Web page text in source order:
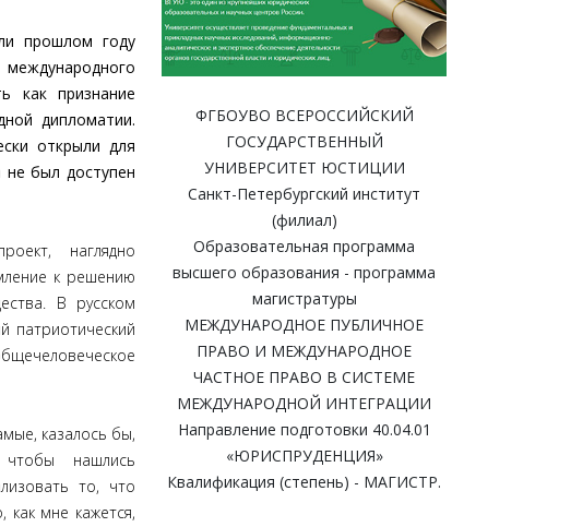
прошлом году
как признание
дипломатии.
открыли для
не был доступен
наглядно
к решению
В русском
патриотический
казалось бы,
нашлись
то, что
мне кажется,
ФГБОУВО ВСЕРОССИЙСКИЙ
ГОСУДАРСТВЕННЫЙ
УНИВЕРСИТЕТ ЮСТИЦИИ
Санкт-Петербургский институт
(филиал)
Образовательная программа
высшего образования - программа
магистратуры
МЕЖДУНАРОДНОЕ ПУБЛИЧНОЕ
ПРАВО И МЕЖДУНАРОДНОЕ
ЧАСТНОЕ ПРАВО В СИСТЕМЕ
МЕЖДУНАРОДНОЙ ИНТЕГРАЦИИ
Направление подготовки 40.04.01
«ЮРИСПРУДЕНЦИЯ»
Квалификация (степень) - МАГИСТР.